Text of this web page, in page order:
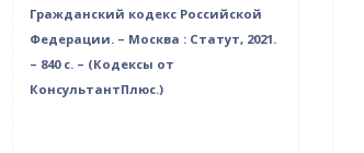
Гражданский кодекс Российской
Федерации. – Москва : Статут, 2021.
– 840 с. – (Кодексы от
КонсультантПлюс.)